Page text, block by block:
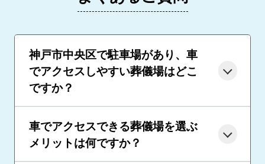
神戸市中央区で駐車場があり、車
でアクセスしやすい葬儀場はどこ
ですか？
車でアクセスできる葬儀場を選ぶ
メリットは何ですか？